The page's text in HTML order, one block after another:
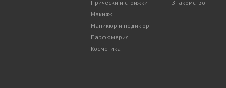
Прически и стрижки
Макияж
Маникюр и педикюр
Парфюмерия
Косметика
Знакомство